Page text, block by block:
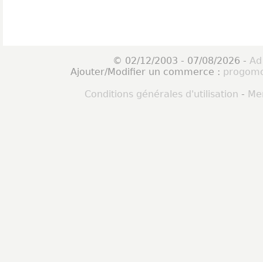
© 02/12/2003 - 07/08/2026 -
Ajouter/Modifier un commerce :
Conditions générales d'utilisation -